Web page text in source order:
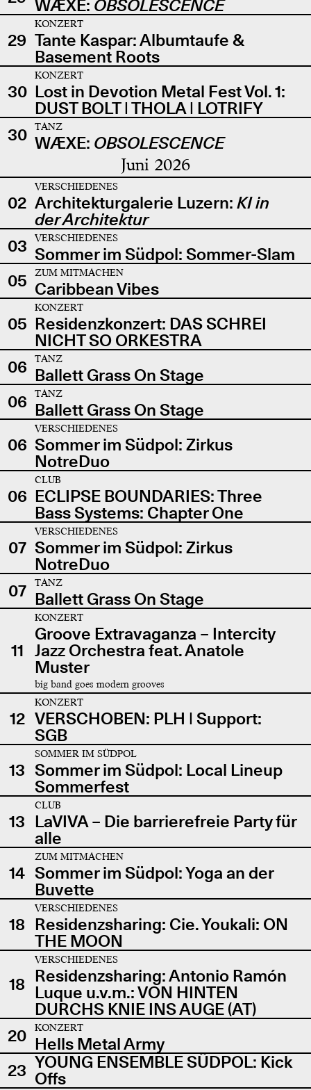
WÆXE: OBSOLESCENCE
29
KONZERT
Tante Kaspar: Albumtaufe &
Basement Roots
30
KONZERT
Lost in Devotion Metal Fest Vol. 1:
DUST BOLT | THOLA | LOTRIFY
30
TANZ
WÆXE: OBSOLESCENCE
Juni 2026
02
VERSCHIEDENES
Architekturgalerie Luzern: KI in
der Architektur
03
VERSCHIEDENES
Sommer im Südpol: Sommer-Slam
05
ZUM MITMACHEN
Caribbean Vibes
05
KONZERT
Residenzkonzert: DAS SCHREI
NICHT SO ORKESTRA
06
TANZ
Ballett Grass On Stage
06
TANZ
Ballett Grass On Stage
06
VERSCHIEDENES
Sommer im Südpol: Zirkus
NotreDuo
06
CLUB
ECLIPSE BOUNDARIES: Three
Bass Systems: Chapter One
07
VERSCHIEDENES
Sommer im Südpol: Zirkus
NotreDuo
07
TANZ
Ballett Grass On Stage
11
KONZERT
Groove Extravaganza – Intercity
Jazz Orchestra feat. Anatole
Muster
big band goes modern grooves
12
KONZERT
VERSCHOBEN: PLH | Support:
SGB
13
SOMMER IM SÜDPOL
Sommer im Südpol: Local Lineup
Sommerfest
13
CLUB
LaVIVA – Die barrierefreie Party für
alle
14
ZUM MITMACHEN
Sommer im Südpol: Yoga an der
Buvette
18
VERSCHIEDENES
Residenzsharing: Cie. Youkali: ON
THE MOON
18
VERSCHIEDENES
Residenzsharing: Antonio Ramón
Luque u.v.m.: VON HINTEN
DURCHS KNIE INS AUGE (AT)
20
KONZERT
Hells Metal Army
23 YOUNG ENSEMBLE SÜDPOL: Kick
Offs